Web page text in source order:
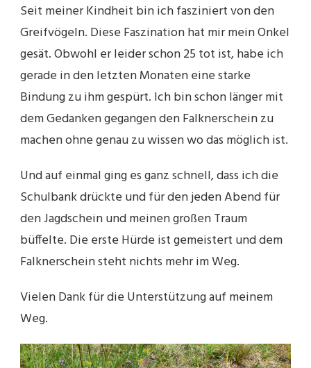
Seit meiner Kindheit bin ich fasziniert von den
Greifvögeln. Diese Faszination hat mir mein Onkel
gesät. Obwohl er leider schon 25 tot ist, habe ich
gerade in den letzten Monaten eine starke
Bindung zu ihm gespürt. Ich bin schon länger mit
dem Gedanken gegangen den Falknerschein zu
machen ohne genau zu wissen wo das möglich ist.
Und auf einmal ging es ganz schnell, dass ich die
Schulbank drückte und für den jeden Abend für
den Jagdschein und meinen großen Traum
büffelte. Die erste Hürde ist gemeistert und dem
Falknerschein steht nichts mehr im Weg.
Vielen Dank für die Unterstützung auf meinem
Weg.